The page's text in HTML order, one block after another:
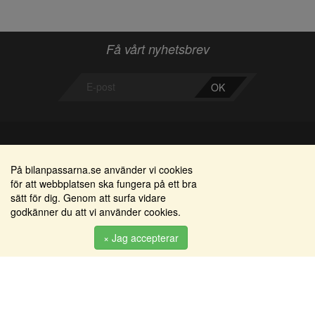
Få vårt nyhetsbrev
OK
Bilanpassarna
Smedjegatan 22
352 46 Växjö
info@bilanpassarna.se
Områden
Alkomätare / alkolås
Elprodukter
Serviceinredningar
Tillbehörs artiklar
På bilanpassarna.se använder vi cookies
för att webbplatsen ska fungera på ett bra
sätt för dig. Genom att surfa vidare
godkänner du att vi använder cookies.
× Jag accepterar